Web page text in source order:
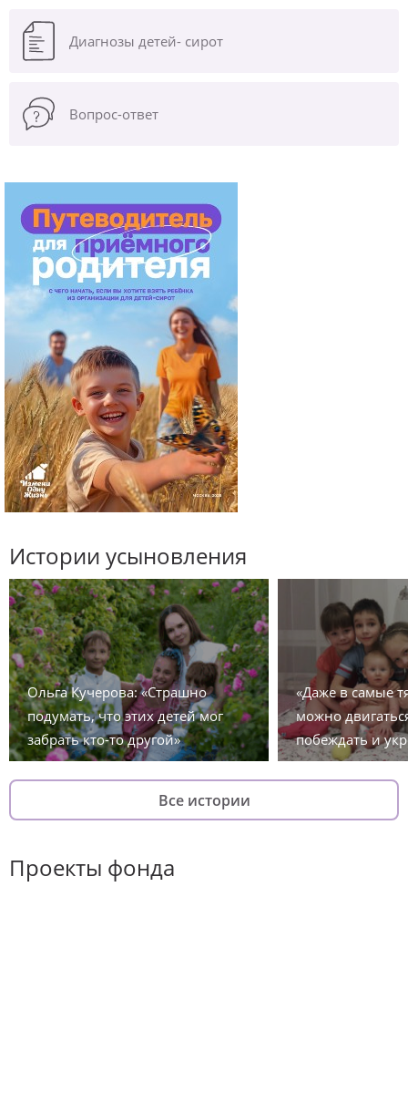
Диагнозы детей- сирот
Вопрос-ответ
Истории усыновления
Ольга Кучерова: «Страшно
подумать, что этих детей мог
забрать кто-то другой»
«Даже в самые
можно
побеждать и
Все истории
Проекты фонда